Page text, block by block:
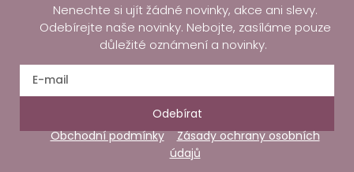
Nenechte si ujít žádné novinky, akce ani slevy.
Odebírejte naše novinky. Nebojte, zasíláme pouze
důležité oznámení a novinky.
Odebírat
Obchodní podmínky
Zásady ochrany osobních
údajů